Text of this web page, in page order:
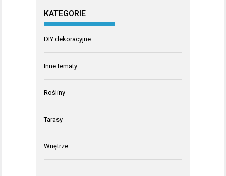
KATEGORIE
DIY dekoracyjne
Inne tematy
Rośliny
Tarasy
Wnętrze